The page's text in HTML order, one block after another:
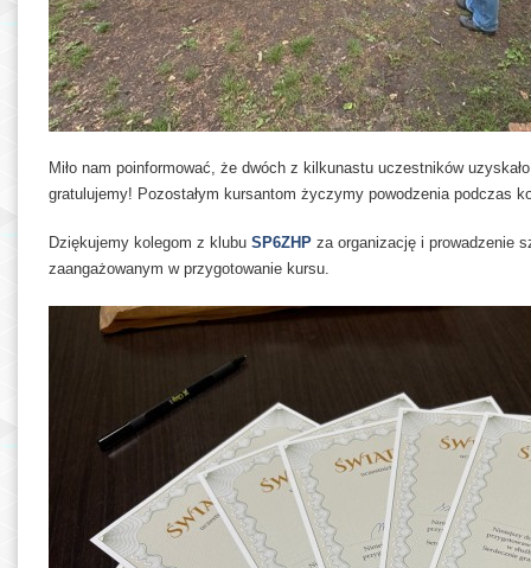
Miło nam poinformować, że dwóch z kilkunastu uczestników
gratulujemy! Pozostałym kursantom życzymy powodzenia podczas
Dziękujemy kolegom z klubu SP6ZHP za organizację i prowadzenie
zaangażowanym w przygotowanie kursu.